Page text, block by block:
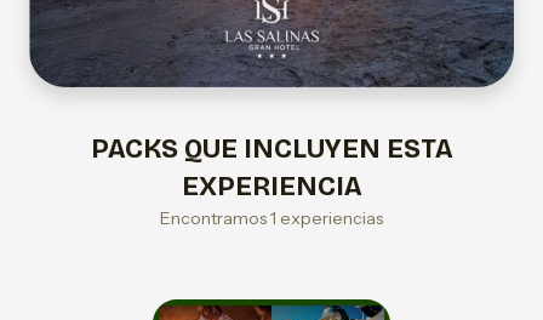
PACKS QUE INCLUYEN ESTA
EXPERIENCIA
Encontramos 1 experiencias